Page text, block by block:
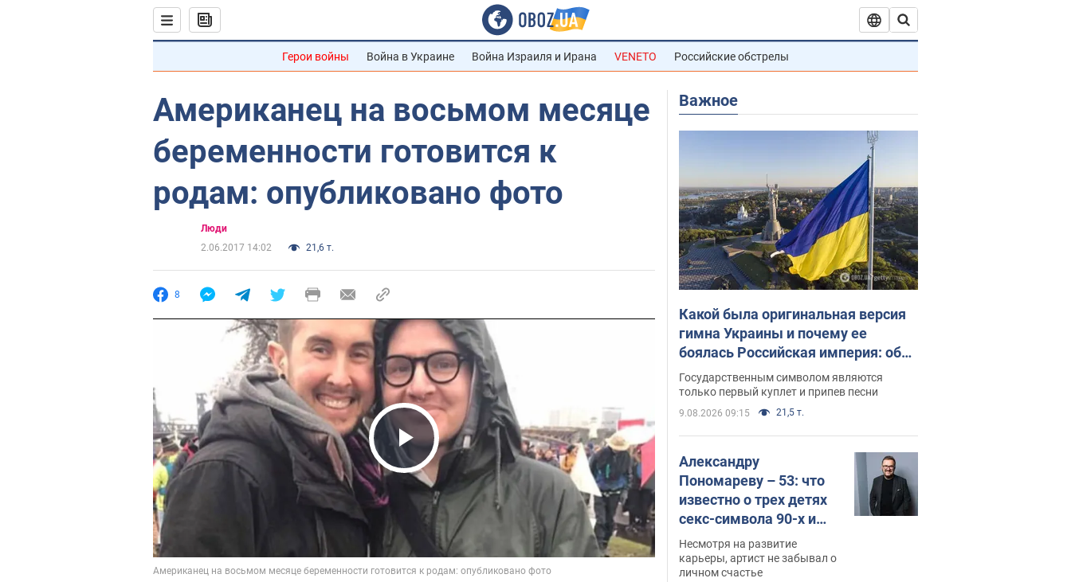
Герои войны Война в Украине Война Израиля и Ирана VENETO Российские обстрелы
Американец на восьмом месяце
беременности готовится к
родам: опубликовано фото
Люди
2.06.2017 14:02
21,6 т.
8
Play Video
Важное
Какой была оригинальная версия
гимна Украины и почему ее
боялась Российская империя: об
этом не рассказывают в школе
Государственным символом являются
только первый куплет и припев песни
9.08.2026 09:15 21,5 т.
Александру
Пономареву – 53: что
известно о трех детях
секс-символа 90-х и
как они выглядят
Несмотря на развитие
карьеры, артист не забывал о
личном счастье